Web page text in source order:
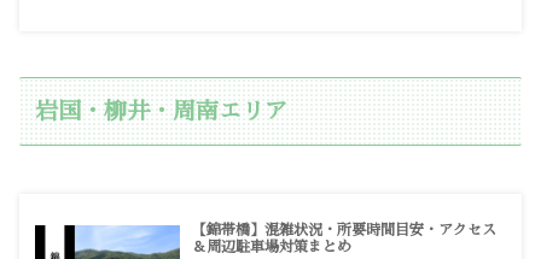
岩国・柳井・周南エリア
【錦帯橋】混雑状況・所要時間目安・アクセス
＆周辺駐車場対策まとめ